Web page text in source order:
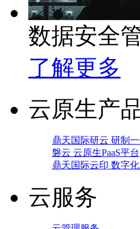
数据安全
了解更多
云原生产
鼎天国际研云 研制
磐云 云原生PaaS平台
鼎天国际云印 数字
云服务